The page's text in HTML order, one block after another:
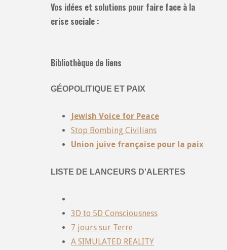
Vos idées et solutions pour faire face à la
crise sociale :
Bibliothèque de liens
GÉOPOLITIQUE ET PAIX
Jewish Voice for Peace
Stop Bombing Civilians
Union juive française pour la paix
LISTE DE LANCEURS D'ALERTES
3D to 5D Consciousness
7 jours sur Terre
A SIMULATED REALITY